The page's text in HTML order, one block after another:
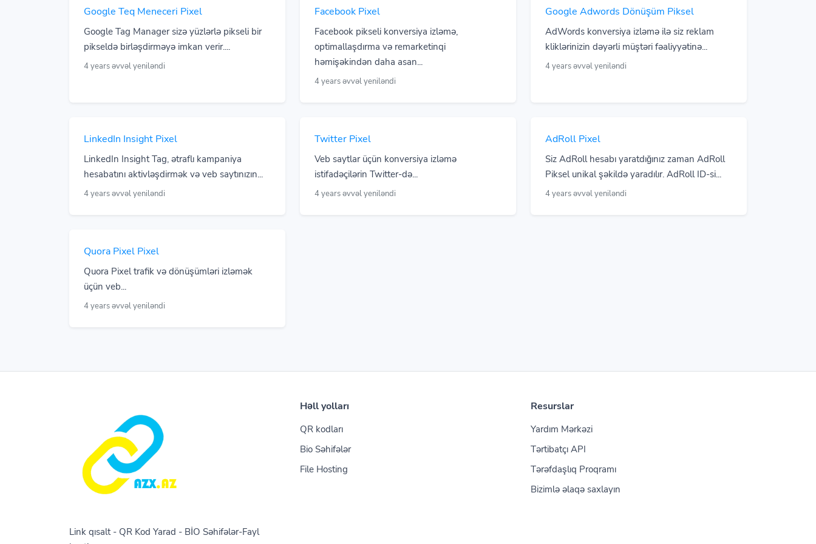
Google Teq Meneceri Pixel
Google Tag Manager sizə yüzlərlə pikseli bir
pikseldə birləşdirməyə imkan verir....
4 years əvvəl yeniləndi
Facebook Pixel
Facebook pikseli konversiya izləmə,
optimallaşdırma və remarketinqi
həmişəkindən daha asan...
4 years əvvəl yeniləndi
Google Adwords Dönüşüm Piksel
AdWords konversiya izləmə ilə siz reklam
kliklərinizin dəyərli müştəri fəaliyyətinə...
4 years əvvəl yeniləndi
LinkedIn Insight Pixel
LinkedIn Insight Tag, ətraflı kampaniya
hesabatını aktivləşdirmək və veb saytınızın...
4 years əvvəl yeniləndi
Twitter Pixel
Veb saytlar üçün konversiya izləmə
istifadəçilərin Twitter-də...
4 years əvvəl yeniləndi
AdRoll Pixel
Siz AdRoll hesabı yaratdığınız zaman AdRoll
Piksel unikal şəkildə yaradılır. AdRoll ID-si...
4 years əvvəl yeniləndi
Quora Pixel Pixel
Quora Pixel trafik və dönüşümləri izləmək
üçün veb...
4 years əvvəl yeniləndi
Link qısalt - QR Kod Yarad - BİO Səhifələr-Fayl
Həll yolları
QR kodları
Bio Səhifələr
File Hosting
Resurslar
Yardım Mərkəzi
Tərtibatçı API
Tərəfdaşlıq Proqramı
Bizimlə əlaqə saxlayın